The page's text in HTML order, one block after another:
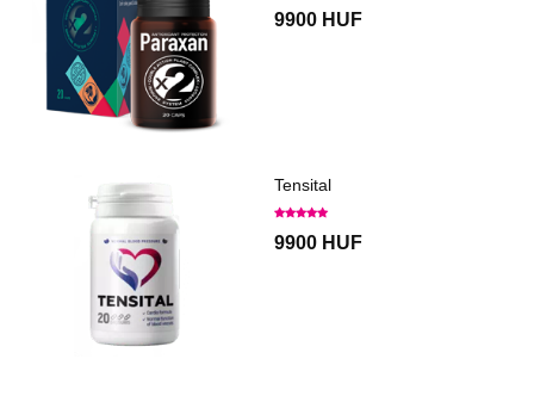
9900 HUF
Tensital
9900 HUF